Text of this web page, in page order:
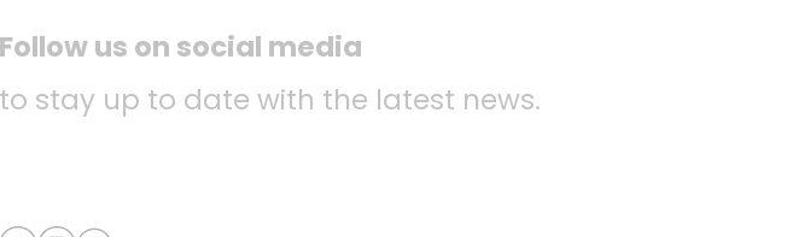
Follow us on social media
to stay up to date with the latest news.